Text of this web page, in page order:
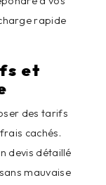
rapide
et
des tarifs
cachés.
devis détaillé
mauvaise